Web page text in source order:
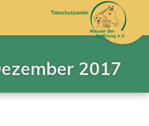
2017